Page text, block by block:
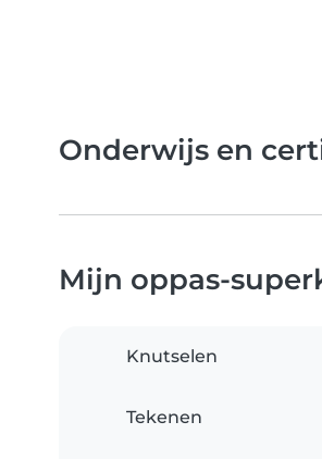
Onderwijs en
Mijn oppas-
Knutselen
Tekenen